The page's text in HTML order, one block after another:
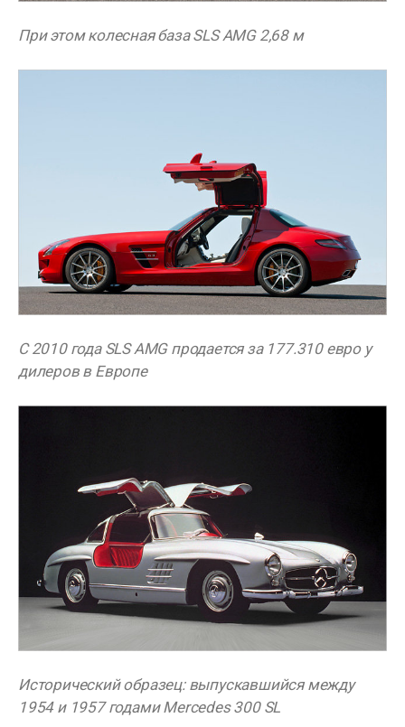
При этом колесная база SLS AMG 2,68 м
С 2010 года SLS AMG продается за 177.310 евро у
дилеров в Европе
Исторический образец: выпускавшийся между
1954 и 1957 годами Mercedes 300 SL